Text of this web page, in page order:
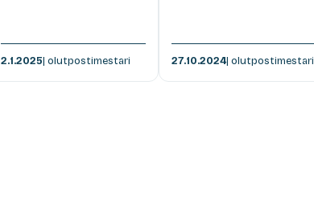
2.1.2025| olutpostimestari 27.10.2024| olutpostimestari